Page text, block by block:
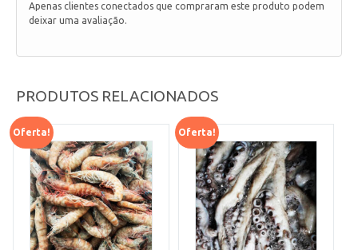
Apenas clientes conectados que compraram este produto podem
deixar uma avaliação.
PRODUTOS RELACIONADOS
Oferta! Oferta!